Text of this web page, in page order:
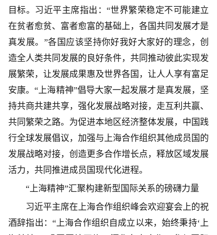
目标。习近平主席指出：“世界繁荣稳定不可能建立
在贫者愈贫、富者愈富的基础上，各国共同发展才是
真发展。”各国应该坚持你好我好大家好的理念，创
造全人类共同发展的良好条件，共同推动彼此实现发
展繁荣，让发展成果惠及世界各国，让人人享有富足
安康。“上海精神”倡导大家一起发展才是真发展，坚
持共商共建共享，强化发展战略对接，走互利共赢、
共同繁荣之路。为促进本地区经济整体发展，中国践
行全球发展倡议，加强与上海合作组织其他成员国的
发展战略对接，创造更多合作增长点，释放区域发展
活力，共同推进成员国现代化进程。
“上海精神”汇聚构建新型国际关系的磅礴力量
习近平主席在上海合作组织峰会欢迎宴会上的祝
酒辞指出：“上海合作组织自成立以来，始终秉持‘上